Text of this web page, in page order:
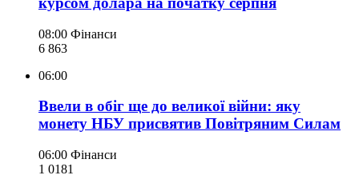
08:00 Фінанси
6 863
06:00
Ввели в обіг ще до великої війни: яку
монету НБУ присвятив Повітряним Силам
06:00 Фінанси
1 0181